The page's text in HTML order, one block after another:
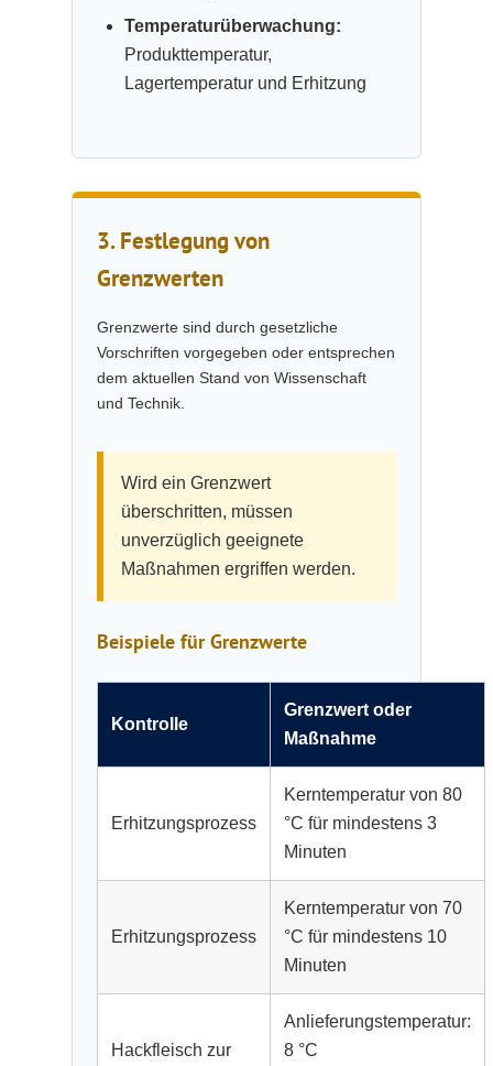
Temperaturüberwachung:
Produkttemperatur,
Lagertemperatur und Erhitzung
3. Festlegung von
Grenzwerten
Grenzwerte sind durch gesetzliche
Vorschriften vorgegeben oder entsprechen
dem aktuellen Stand von Wissenschaft
und Technik.
Wird ein Grenzwert
überschritten, müssen
unverzüglich geeignete
Maßnahmen ergriffen werden.
Beispiele für Grenzwerte
Kontrolle
Grenzwert oder
Maßnahme
Erhitzungsprozess
Kerntemperatur von 80
°C für mindestens 3
Minuten
Erhitzungsprozess
Kerntemperatur von 70
°C für mindestens 10
Minuten
Hackfleisch zur
Anlieferungstemperatur:
8 °C